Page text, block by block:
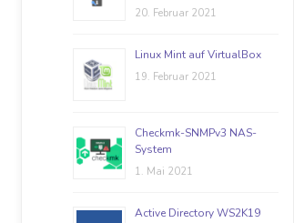
20. Februar 2021
Linux Mint auf VirtualBox
19. Februar 2021
Checkmk-SNMPv3 NAS-
System
1. Mai 2021
Active Directory WS2K19